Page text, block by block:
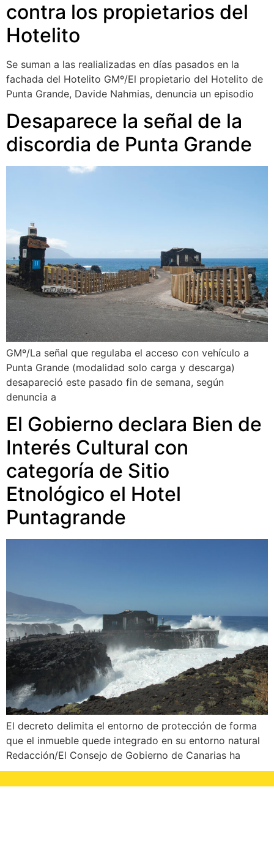
contra los propietarios del
Hotelito
Se suman a las realializadas en días pasados en la
fachada del Hotelito GMº/El propietario del Hotelito de
Punta Grande, Davide Nahmias, denuncia un episodio
Desaparece la señal de la
discordia de Punta Grande
GMº/La señal que regulaba el acceso con vehículo a
Punta Grande (modalidad solo carga y descarga)
desapareció este pasado fin de semana, según
denuncia a
El Gobierno declara Bien de
Interés Cultural con
categoría de Sitio
Etnológico el Hotel
Puntagrande
El decreto delimita el entorno de protección de forma
que el inmueble quede integrado en su entorno natural
Redacción/El Consejo de Gobierno de Canarias ha